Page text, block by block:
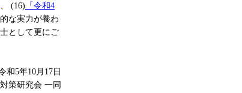
、 (16) 「令和4
な実力が養わ
として更にご
和5年10月17日
策研究会 一同